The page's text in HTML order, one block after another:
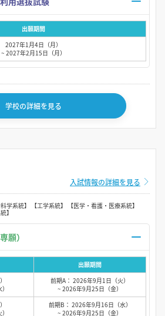
出願期間
2027年1月4日（月）
~ 2027年2月15日（月）
学校の詳細を見る
入試情報の詳細を見る
学系統】 【工学系統】 【医学・看護・医療系統】
】
出願期間
前期A： 2026年9月1日（火）
~ 2026年9月25日（金）
前期B： 2026年9月16日（水）
~ 2026年9月25日（金）